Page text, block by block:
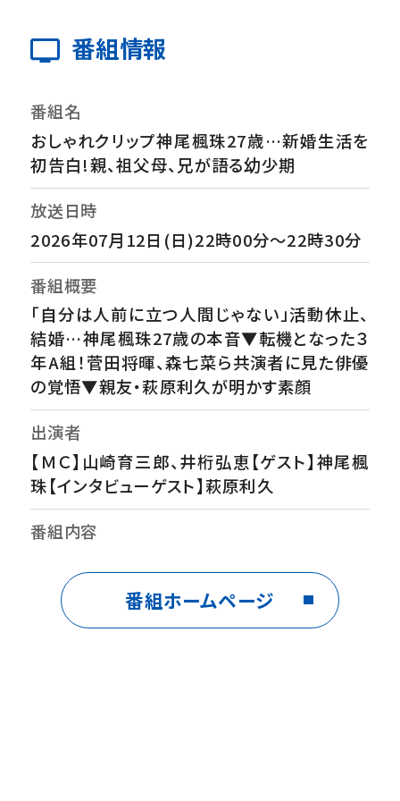
番組情報
番組名
おしゃれクリップ神尾楓珠27歳…新婚生活を
初告白!親、祖父母、兄が語る幼少期
放送日時
2026年07月12日(日)22時00分～22時30分
番組概要
「自分は人前に立つ人間じゃない」活動休止、
結婚…神尾楓珠27歳の本音▼転機となった３
年A組！菅田将暉、森七菜ら共演者に見た俳優
の覚悟▼親友・萩原利久が明かす素顔
出演者
【ＭＣ】山崎育三郎、井桁弘恵【ゲスト】神尾楓
珠【インタビューゲスト】萩原利久
番組内容
為に頑張りたいと思った…」結婚を決めた理
由とは？▼母、父、兄、祖父母らが話す幼少期
エピソード！「大人しい…目立とうとしない内
番組ホームページ